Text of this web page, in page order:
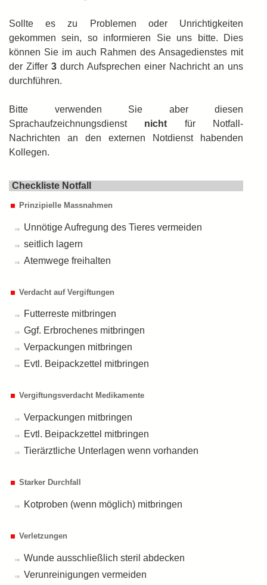
Sollte es zu Problemen oder Unrichtigkeiten
gekommen sein, so informieren Sie uns bitte. Dies
können Sie im auch Rahmen des Ansagedienstes mit
der Ziffer 3 durch Auf­sprechen einer Nachricht an uns
durch­führen.
Bitte verwenden Sie aber diesen
Sprachaufzeichnungsdienst nicht für Notfall-
Nachrichten an den externen Notdienst habenden
Kollegen.
Checkliste Notfall
Prinzipielle Massnahmen
Unnötige Aufregung des Tieres vermeiden
seitlich lagern
Atemwege freihalten
Verdacht auf Vergiftungen
Futterreste mitbringen
Ggf. Erbrochenes mitbringen
Verpackungen mitbringen
Evtl. Beipackzettel mitbringen
Vergiftungsverdacht Medikamente
Verpackungen mitbringen
Evtl. Beipackzettel mitbringen
Tierärztliche Unterlagen wenn vorhanden
Starker Durchfall
Kotproben (wenn möglich) mitbringen
Verletzungen
Wunde ausschließlich steril abdecken
Verunreinigungen vermeiden